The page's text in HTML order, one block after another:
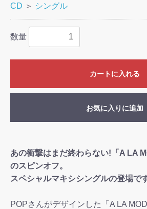
CD ＞ シングル
数量
カートに入れる
お気に入りに追加
あの衝撃はまだ終わらない!「A LA
のスピンオフ。
スペシャルマキシシングルの登場で
POPさんがデザインした「A LA